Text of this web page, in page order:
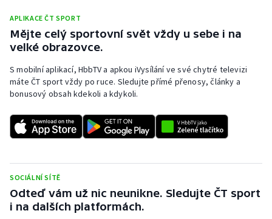
Sportovní střelba
Stolní tenis
Triatlon
Vodní slalom
Volejbal
Ostatní
APLIKACE ČT SPORT
Mějte celý sportovní svět vždy u sebe i na
velké obrazovce.
S mobilní aplikací, HbbTV a apkou iVysílání ve své chytré televizi
máte ČT sport vždy po ruce. Sledujte přímé přenosy, články a
bonusový obsah kdekoli a kdykoli.
SOCIÁLNÍ SÍTĚ
Odteď vám už nic neunikne. Sledujte ČT sport
i na dalších platformách.